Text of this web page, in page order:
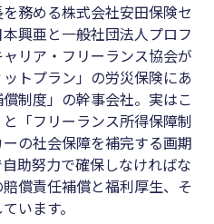
務める株式会社安田保険セ
興亜と一般社団法人プロフ
リア・フリーランス協会が
トプラン」の労災保険にあ
制度」の幹事会社。実はこ
「フリーランス所得保障制
の社会保障を補完する画期
助努力で確保しなければな
償責任補償と福利厚生、そ
います。